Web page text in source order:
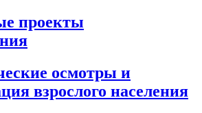
проекты
осмотры и
взрослого населения